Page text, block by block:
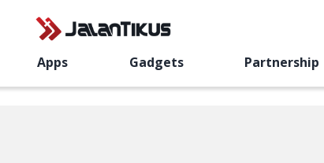
Apps Gadgets Partnership